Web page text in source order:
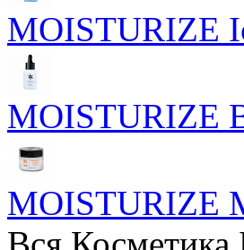
MOISTURIZE
MOISTURIZE
MOISTURIZE